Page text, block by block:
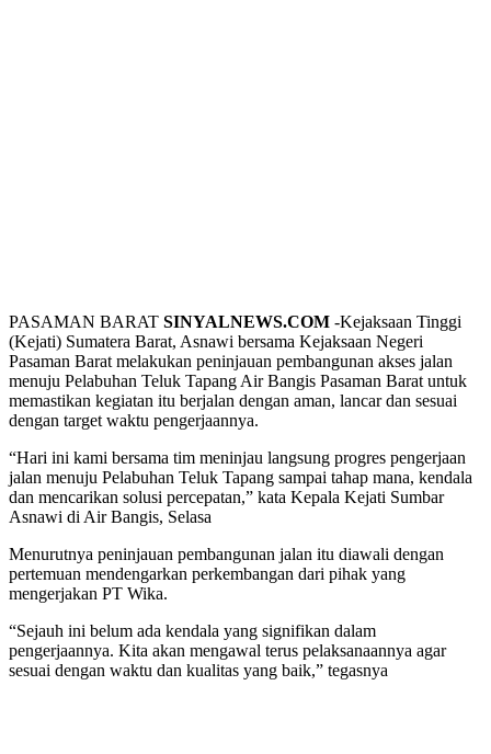
PASAMAN BARAT SINYALNEWS.COM -Kejaksaan Tinggi
(Kejati) Sumatera Barat, Asnawi bersama Kejaksaan Negeri
Pasaman Barat melakukan peninjauan pembangunan akses jalan
menuju Pelabuhan Teluk Tapang Air Bangis Pasaman Barat untuk
memastikan kegiatan itu berjalan dengan aman, lancar dan sesuai
dengan target waktu pengerjaannya.
“Hari ini kami bersama tim meninjau langsung progres pengerjaan
jalan menuju Pelabuhan Teluk Tapang sampai tahap mana, kendala
dan mencarikan solusi percepatan,” kata Kepala Kejati Sumbar
Asnawi di Air Bangis, Selasa
Menurutnya peninjauan pembangunan jalan itu diawali dengan
pertemuan mendengarkan perkembangan dari pihak yang
mengerjakan PT Wika.
“Sejauh ini belum ada kendala yang signifikan dalam
pengerjaannya. Kita akan mengawal terus pelaksanaannya agar
sesuai dengan waktu dan kualitas yang baik,” tegasnya